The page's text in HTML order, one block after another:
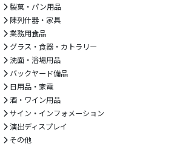
製菓・パン用品
陳列什器・家具
業務用食品
グラス・食器・カトラリー
洗面・浴場用品
バックヤード備品
日用品・家電
酒・ワイン用品
サイン・インフォメーション
演出ディスプレイ
その他